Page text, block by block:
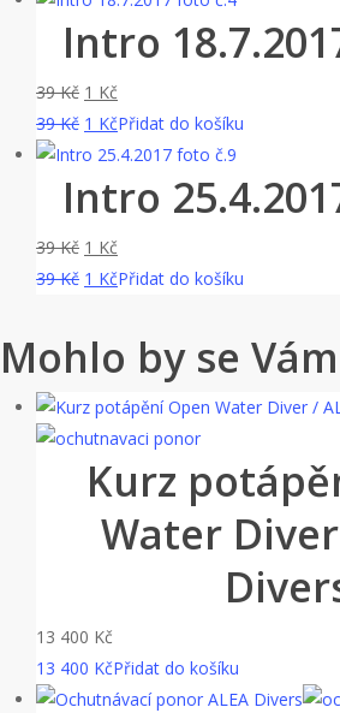
39 Kč.1 Kč.
byla:
39 Kč.
je:
1 Kč.
Intro
39Kč Původní
cena
byla:
39 Kč.
1 Kč
cena
je:
1 Kč.
39Kč Původní
cena
byla:
39 Kč.
1 KčAktuální
cena
je:
1 Kč.
Přidat do košíku
Intro
39Kč Původní
cena
39 Kč.
1 Kč
cena
1 Kč.
39Kč Původní
byla:
39 Kč.
1 KčAktuální
1 Kč.
Přidat do košíku
Mohlo by se
Kurz
Water
13 400 Kč
13 400 KčPřidat do košíku